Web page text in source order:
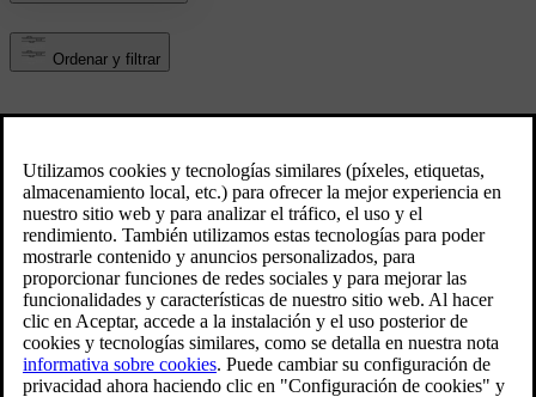
Ordenar y filtrar
Borrar filtros
Listados de autos
Compara